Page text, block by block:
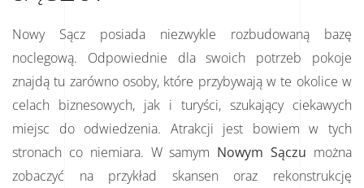
Nowy Sącz posiada niezwykle rozbudowaną bazę
noclegową. Odpowiednie dla swoich potrzeb pokoje
znajdą tu zarówno osoby, które przybywają w te okolice w
celach biznesowych, jak i turyści, szukający ciekawych
miejsc do odwiedzenia. Atrakcji jest bowiem w tych
stronach co niemiara. W samym Nowym Sączu można
zobaczyć na przykład skansen oraz rekonstrukcję